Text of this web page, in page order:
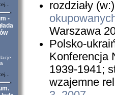
-
rozdziały
Warszawa
Polsko-
Konferencja
1939-1941;
wzajemne